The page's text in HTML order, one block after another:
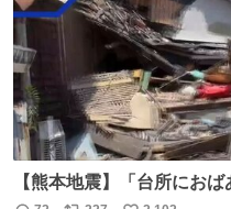
【熊本地震】「台所にお